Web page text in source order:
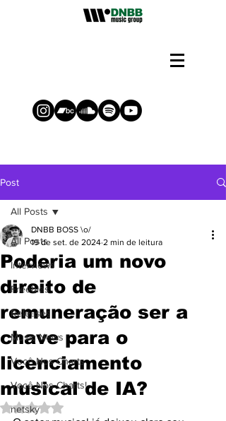
Post
All Posts
Interviews
Freebies
Releases
Music News
Você Nos Charts
Você Nos Charts!
netsky
All Posts
Poderia um novo
direito de
remuneração ser a
chave para o
licenciamento
musical de IA?
DNBB BOSS \o/
19 de set. de 2024 2 min de leitura
Avaliado com NaN de 5 estrelas.